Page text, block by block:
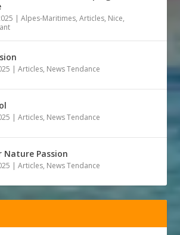
|Alpes-Maritimes,Articles, Nice,
|Articles, News Tendance
|Articles, News Tendance
Nature Passion
|Articles, News Tendance